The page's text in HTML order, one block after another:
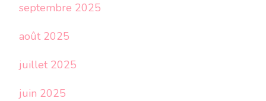
septembre 2025
août 2025
juillet 2025
juin 2025